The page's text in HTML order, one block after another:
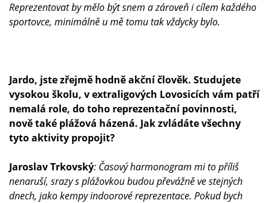
Reprezentovat by mělo být snem a zároveň i cílem každého
sportovce, minimálně u mě tomu tak vždycky bylo.
Jardo, jste zřejmě hodně akční člověk. Studujete
vysokou školu, v extraligových Lovosicích vám patří
nemalá role, do toho reprezentační povinnosti,
nově také plážová házená. Jak zvládáte všechny
tyto aktivity propojit?
Jaroslav Trkovský: Časový harmonogram mi to příliš
nenaruší, srazy s plážovkou budou převážně ve stejných
dnech, jako kempy indoorové reprezentace. Pokud bych